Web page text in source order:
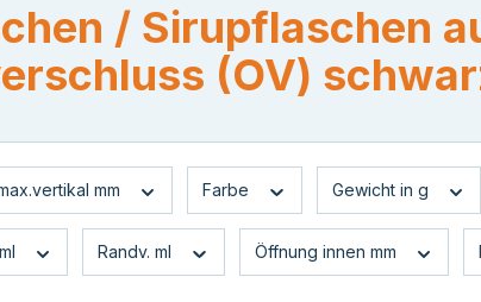
/ Sirupflaschen
(OV)
mm Farbe Gewicht in g
Randv. ml Öffnung innen mm